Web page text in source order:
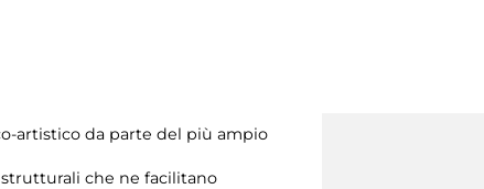
artistico da parte del più ampio
strutturali che ne facilitano